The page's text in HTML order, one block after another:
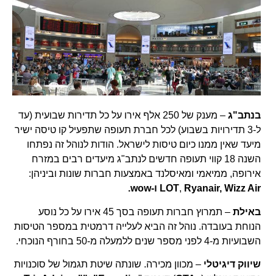
בנתב"ג
– מענק של 250 אלף אירו על כל תדירות שבועית (עד
ל-3 תדירויות בשבוע) לכל חברת תעופה שתפעיל קו טיסה ישיר
מיעד שאין ממנו כיום טיסות לישראל. הודות לנוהל זה נפתחו
השנה 18 קווי תעופה חדשים לנתב"ג מיעדים רבים במזרח
אירופה, ממיאמי ומאיסלנד באמצעות חברות שונות וביניהן:
LOT, Ryanair, Wizz Air ו-wow.
באילת
– תמרוץ חברות תעופה בסך 45 אירו על כל נוסע
הנוחת בעובדה. נוהל זה הביא לעלייה דרמטית במספר הטיסות
השבועיות מ-4 לפני מספר שנים ללמעלה מ-50 בחורף הנוכחי.
שיווק דיגיטלי – מכוון מכירה. שונתה שיטת תגמול של סוכנויות